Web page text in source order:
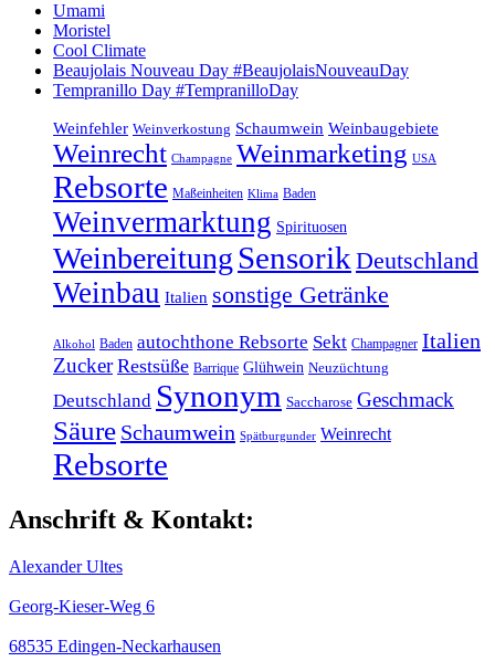
Umami
Moristel
Cool Climate
Beaujolais Nouveau Day #BeaujolaisNouveauDay
Tempranillo Day #TempranilloDay
Weinfehler Weinverkostung Schaumwein Weinbaugebiete
Weinrecht Champagne Weinmarketing USA
Rebsorte Maßeinheiten Klima Baden
Weinvermarktung Spirituosen
Weinbereitung SensorikDeutschland
Weinbau Italien sonstige Getränke
Alkohol Baden autochthone Rebsorte Sekt Champagner Italien
Zucker Restsüße Barrique Glühwein Neuzüchtung
Deutschland Synonym Saccharose Geschmack
Säure Schaumwein Spätburgunder Weinrecht
Rebsorte
Anschrift & Kontakt:
Alexander Ultes
Georg-Kieser-Weg 6
68535 Edingen-Neckarhausen